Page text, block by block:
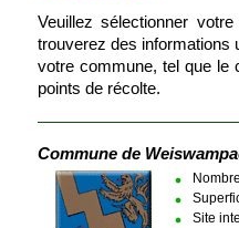
Veuillez sélectionner
trouverez des informations
votre commune, tel que le
points de récolte.
Commune de
Site